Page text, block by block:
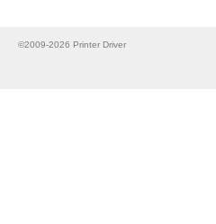
©2009-2026 Printer Driver